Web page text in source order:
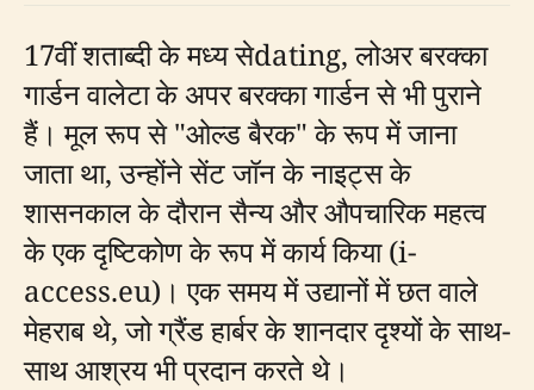
17वीं शताब्दी के मध्य सेdating, लोअर बरक्का
गार्डन वालेटा के अपर बरक्का गार्डन से भी पुराने
हैं। मूल रूप से "ओल्ड बैरक" के रूप में जाना
जाता था, उन्होंने सेंट जॉन के नाइट्स के
शासनकाल के दौरान सैन्य और औपचारिक महत्व
के एक दृष्टिकोण के रूप में कार्य किया (i-
access.eu)। एक समय में उद्यानों में छत वाले
मेहराब थे, जो ग्रैंड हार्बर के शानदार दृश्यों के साथ-
साथ आश्रय भी प्रदान करते थे।